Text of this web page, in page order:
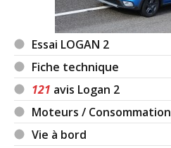
Essai LOGAN 2
Fiche technique
121 avis Logan 2
Moteurs / Consommation
Vie à bord